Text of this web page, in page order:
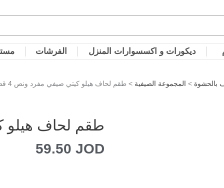
ديكورات و اكسسوارات المنزل الفرشات
بالحشوة > المجموعة الصيفية > طقم لحاف هيلو كيتي صيفي مفرد ونص 4 قطع
طقم لحاف هيلو
59.50JOD